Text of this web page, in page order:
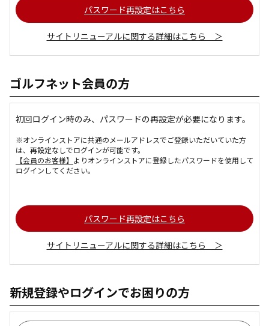
パスワード再設定はこちら
サイトリニューアルに関する詳細はこちら ＞
ゴルフネット会員の方
初回ログイン時のみ、パスワードの再設定が必要になります。
※オンラインストアに共通のメールアドレスでご登録いただいていた方
は、再設定なしでログインが可能です。
【会員のお客様】 よりオンラインストアに登録したパスワードを使用して
ログインしてください。
パスワード再設定はこちら
サイトリニューアルに関する詳細はこちら ＞
新規登録やログインでお困りの方